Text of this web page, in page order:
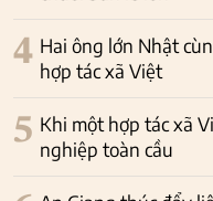
4 Hai ông lớn Nhật
hợp tác xã Việt
5 Khi một hợp tác xã
nghiệp toàn cầu